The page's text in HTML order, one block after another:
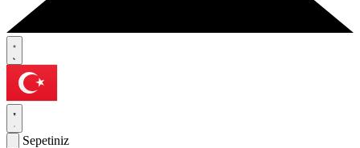
Sepetiniz